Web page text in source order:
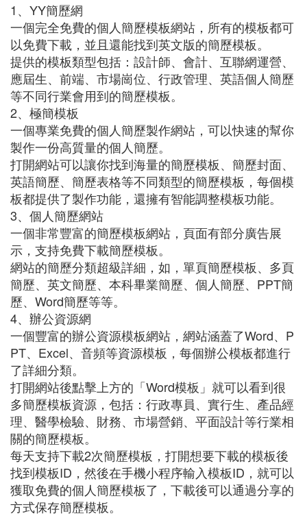
1、YY簡歷網
一個完全免費的個人簡歷模板網站，所有的模板都可
以免費下載，並且還能找到英文版的簡歷模板。
提供的模板類型包括：設計師、會計、互聯網運營、
應屆生、前端、市場崗位、行政管理、英語個人簡歷
等不同行業會用到的簡歷模板。
2、極簡模板
一個專業免費的個人簡歷製作網站，可以快速的幫你
製作一份高質量的個人簡歷。
打開網站可以讓你找到海量的簡歷模板、簡歷封面、
英語簡歷、簡歷表格等不同類型的簡歷模板，每個模
板都提供了製作功能，還擁有智能調整模板功能。
3、個人簡歷網站
一個非常豐富的簡歷模板網站，頁面有部分廣告展
示，支持免費下載簡歷模板。
網站的簡歷分類超級詳細，如，單頁簡歷模板、多頁
簡歷、英文簡歷、本科畢業簡歷、個人簡歷、PPT簡
歷、Word簡歷等等。
4、辦公資源網
一個豐富的辦公資源模板網站，網站涵蓋了Word、P
PT、Excel、音頻等資源模板，每個辦公模板都進行
了詳細分類。
打開網站後點擊上方的「Word模板」就可以看到很
多簡歷模板資源，包括：行政專員、實行生、產品經
理、醫學檢驗、財務、市場營銷、平面設計等行業相
關的簡歷模板。
每天支持下載2次簡歷模板，打開想要下載的模板後
找到模板ID，然後在手機小程序輸入模板ID，就可以
獲取免費的個人簡歷模板了，下載後可以通過分享的
方式保存簡歷模板。